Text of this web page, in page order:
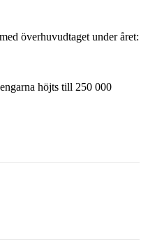
överhuvudtaget under året:
höjts till 250 000